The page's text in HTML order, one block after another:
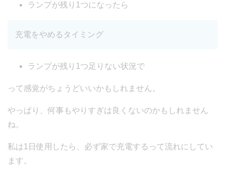
ランプが残り1つになったら
充電をやめるタイミング
ランプが残り1つ足りない状況で
って感覚がちょうどいいかもしれません。
やっぱり、何事もやりすぎは良くないのかもしれません
ね。
私は1日使用したら、必ず家で充電するって流れにしてい
ます。